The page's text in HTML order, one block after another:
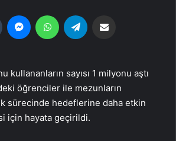
Tumblr MessengerWhatsApp
öğrenciler ile mezunların
sürecinde hedeflerine daha etkin
için hayata geçirildi.